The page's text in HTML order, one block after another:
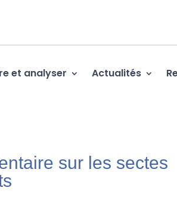
et analyser Actualités
sur les sectes